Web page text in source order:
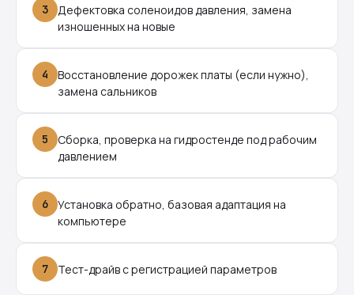
3
Дефектовка соленоидов давления, замена
изношенных на новые
4
Восстановление дорожек платы (если нужно),
замена сальников
5
Сборка, проверка на гидростенде под рабочим
давлением
6
Установка обратно, базовая адаптация на
компьютере
7 Тест-драйв с регистрацией параметров